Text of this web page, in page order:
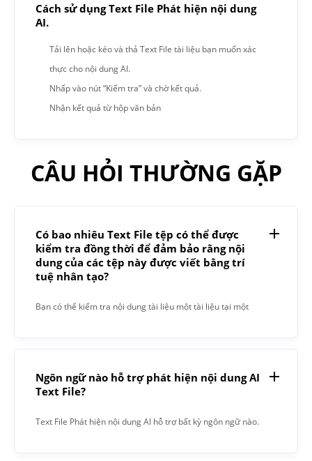
Cách sử dụng Text File Phát hiện nội dung
AI.
Tải lên hoặc kéo và thả Text File tài liệu bạn muốn xác
thực cho nội dung AI.
Nhấp vào nút “Kiểm tra” và chờ kết quả.
Nhận kết quả từ hộp văn bản
CÂU HỎI THƯỜNG GẶP
Có bao nhiêu Text File tệp có thể được
kiểm tra đồng thời để đảm bảo rằng nội
dung của các tệp này được viết bằng trí
tuệ nhân tạo?
Bạn có thể kiểm tra nội dung tài liệu một tài liệu tại một
Ngôn ngữ nào hỗ trợ phát hiện nội dung AI
Text File?
Text File Phát hiện nội dung AI hỗ trợ bất kỳ ngôn ngữ nào.